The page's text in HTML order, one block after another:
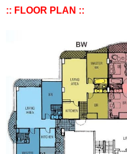
:: FLOOR PLAN ::